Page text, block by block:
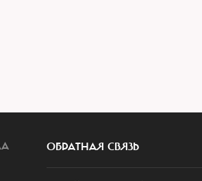
ОБРАТНАЯ СВЯЗЬ